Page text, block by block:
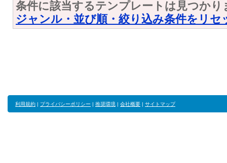
条件に該当するテンプレートは見つかり
ジャンル・並び順・絞り込み条件をリセ
利用規約 | プライバシーポリシー | 推奨環境 | 会社概要 | サイトマップ